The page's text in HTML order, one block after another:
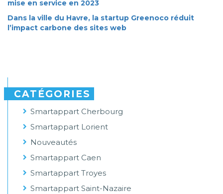
mise en service en 2023
Dans la ville du Havre, la startup Greenoco réduit
l’impact carbone des sites web
CATÉGORIES
Smartappart Cherbourg
Smartappart Lorient
Nouveautés
Smartappart Caen
Smartappart Troyes
Smartappart Saint-Nazaire